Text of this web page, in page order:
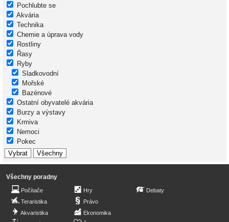
Pochlubte se
Akvária
Technika
Chemie a úprava vody
Rostliny
Řasy
Ryby
Sladkovodní
Mořské
Bazénové
Ostatní obyvatelé akvária
Burzy a výstavy
Krmiva
Nemoci
Pokec
Všechny poradny
Počítače
Teraristika
Akvaristika
Hry
Právo
Ekonomika
Debaty